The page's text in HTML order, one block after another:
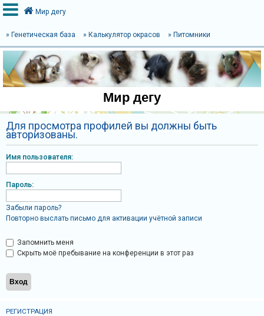
В
х
о
Р
е
г
и
с
т
а
ц
и
я
Мир дегу
» Генетическая база » Калькулятор окрасов » Питомники
Мир дегу
Для просмотра профилей вы должны быть
авторизованы.
Имя пользователя:
Пароль:
Забыли пароль?
Повторно выслать письмо для активации учётной записи
Запомнить меня
Скрыть моё пребывание на конференции в этот раз
РЕГИСТРАЦИЯ